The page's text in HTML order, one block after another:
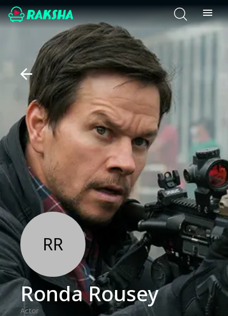
RR
Ronda Rousey
Actor